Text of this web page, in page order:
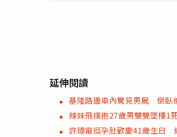
延伸閱讀
基隆路邊車內驚見男屍 倒臥
辣妹飛撲抱27歲男雙雙墜樓
許瑋甯挺孕肚歡慶41歲生日